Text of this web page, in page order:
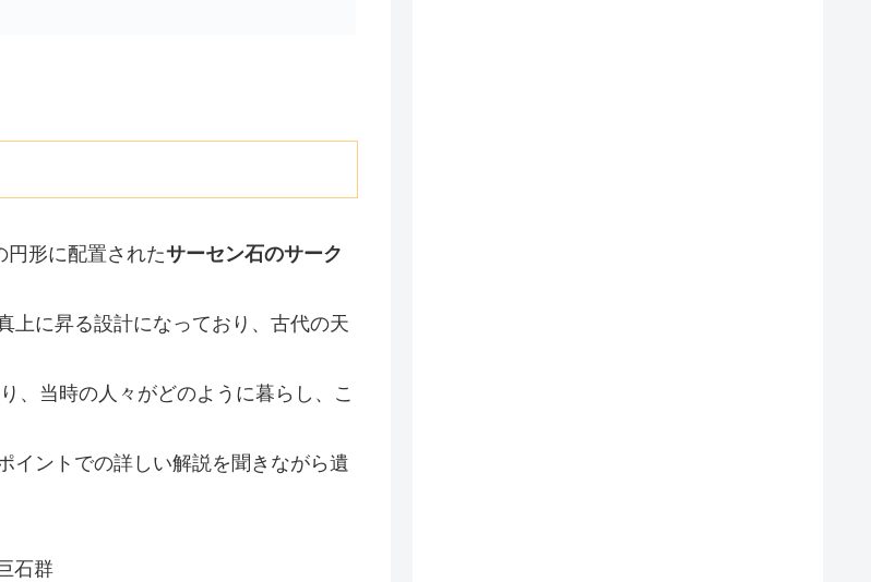
円形に配置されたサーセン石のサーク
上に昇る設計になっており、古代の天
、当時の人々がどのように暮らし、こ
イントでの詳しい解説を聞きながら遺
石群